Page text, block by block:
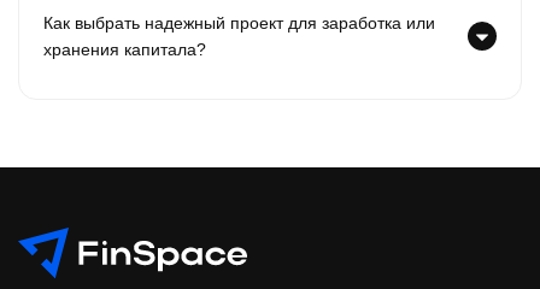
Как выбрать надежный проект для заработка или
хранения капитала?